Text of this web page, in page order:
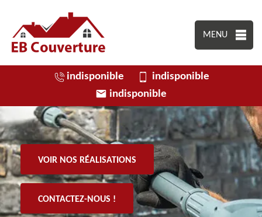
MENU
indisponible
indisponible
indisponible
VOIR NOS RÉALISATIONS
CONTACTEZ-NOUS !